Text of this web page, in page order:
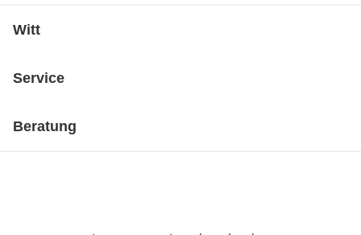
Witt
Service
Beratung